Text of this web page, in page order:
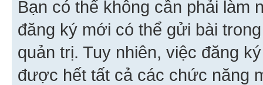
Bạn có thể không cần phải làm
đăng ký mới có thể gửi bài
quản trị. Tuy nhiên, việc đăng
được hết tất cả các chức năng